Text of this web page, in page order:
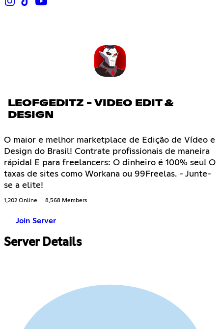
LEOFGEDITZ - VIDEO EDIT &
DESIGN
O maior e melhor marketplace de Edição de Vídeo e
Design do Brasil! Contrate profissionais de maneira
rápida! E para freelancers: O dinheiro é 100% seu! O
taxas de sites como Workana ou 99Freelas. - Junte-
se a elite!
1,202 Online 8,568 Members
Join Server
Server Details